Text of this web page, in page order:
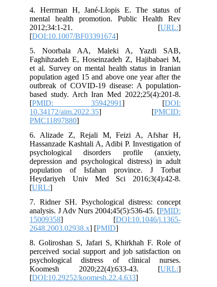
4. Herrman H, Jané-Llopis E. The status of
mental health promotion. Public Health Rev
2012;34:1-21. [URL:
[DOI:10.1007/BF03391674
5. Noorbala AA, Maleki A, Yazdi SAB,
Faghihzadeh E, Hoseinzadeh Z, Hajibabaei M,
et al. Survey on mental health status in Iranian
population aged 15 and above one year after the
outbreak of COVID-19 disease: A population-
based study. Arch Iran Med 2022;25(4):201-8.
[PMID: 35942991 ] [DOI:
10.34172/aim.2022.35
] [PMCID:
PMC11897880
6. Alizade Z, Rejali M, Feizi A, Afshar H,
Hassanzade Kashtali A, Adibi P. Investigation of
psychological disorders profile (anxiety,
depression and psychological distress) in adult
population of Isfahan province. J Torbat
Heydariyeh Univ Med Sci 2016;3(4):42-8.
[URL:
7. Ridner SH. Psychological distress: concept
analysis. J Adv Nurs 2004;45(5):536-45. [PMID:
15009358
] [DOI:10.1046/j.1365-
2648.2003.02938.x] [PMID
8. Goliroshan S, Jafari S, Khirkhah F. Role of
perceived social support and job satisfaction on
psychological distress of clinical nurses.
Koomesh 2020;22(4):633-43. [URL:
[DOI:10.29252/koomesh.22.4.633